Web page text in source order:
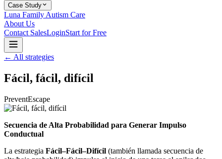
Case Study
Luna Family Autism Care
About Us
Contact SalesLoginStart for Free
← All strategies
Fácil, fácil, difícil
PreventEscape
Secuencia de Alta Probabilidad para Generar Impulso
Conductual
La estrategia Fácil–Fácil–Difícil (también llamada secuencia de